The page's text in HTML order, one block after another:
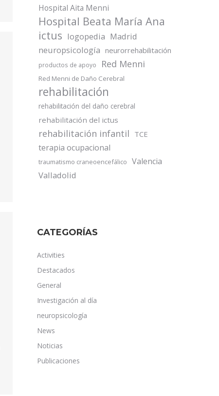
Hospital Aita Menni
Hospital Beata María Ana
ictus logopedia Madrid
neuropsicología neurorrehabilitación
productos de apoyo Red Menni
Red Menni de Daño Cerebral
rehabilitación
rehabilitación del daño cerebral
rehabilitación del ictus
rehabilitación infantil TCE
terapia ocupacional
traumatismo craneoencefálico Valencia
Valladolid
CATEGORÍAS
Activities
Destacados
General
Investigación al día
neuropsicología
News
Noticias
Publicaciones